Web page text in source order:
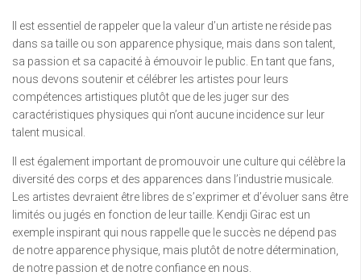
Il est essentiel de rappeler que la valeur d’un artiste ne réside pas
dans sa taille ou son apparence physique, mais dans son talent,
sa passion et sa capacité à émouvoir le public. En tant que fans,
nous devons soutenir et célébrer les artistes pour leurs
compétences artistiques plutôt que de les juger sur des
caractéristiques physiques qui n’ont aucune incidence sur leur
talent musical.
Il est également important de promouvoir une culture qui célèbre la
diversité des corps et des apparences dans l’industrie musicale.
Les artistes devraient être libres de s’exprimer et d’évoluer sans être
limités ou jugés en fonction de leur taille. Kendji Girac est un
exemple inspirant qui nous rappelle que le succès ne dépend pas
de notre apparence physique, mais plutôt de notre détermination,
de notre passion et de notre confiance en nous.